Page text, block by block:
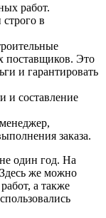
работ.
в
поставщиков. Это
и гарантировать
и составление
заказа.
один год. На
же можно
а также